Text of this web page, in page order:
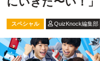
スペシャル QuizKnock編集部